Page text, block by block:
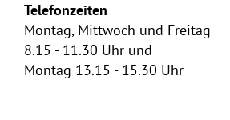
Telefonzeiten
Montag, Mittwoch und Freitag
8.15 - 11.30 Uhr und
Montag 13.15 - 15.30 Uhr